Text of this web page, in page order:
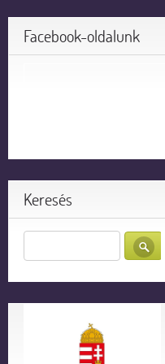
Facebook-oldalunk
Keresés